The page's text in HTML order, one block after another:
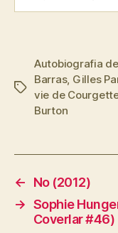
Etiketler
Autobiografia
Barras, Gilles
vie de
Burton
←
No (2012)
→ Sophie
Coverlar #46)